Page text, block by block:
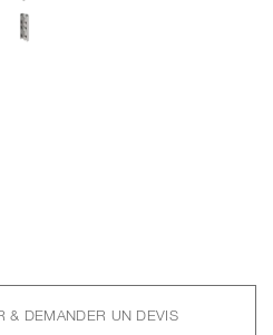
& DEMANDER UN DEVIS